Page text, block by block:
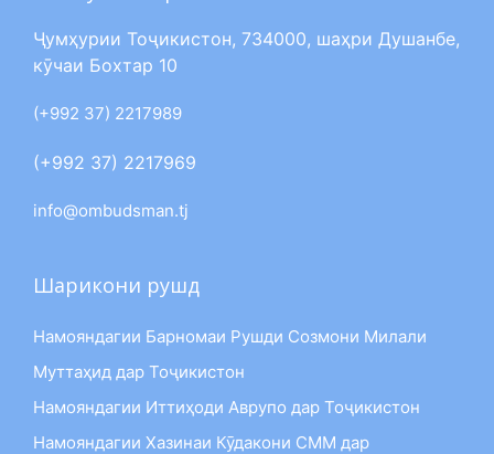
Ҷумҳурии Тоҷикистон, 734000, шаҳри Душанбе,
кӯчаи Бохтар 10
(+992 37) 2217989
(+992 37) 2217969
info@ombudsman.tj
Шарикони рушд
Намояндагии Барномаи Рушди Созмони Милали
Муттаҳид дар Тоҷикистон
Намояндагии Иттиҳоди Аврупо дар Тоҷикистон
Намояндагии Хазинаи Кӯдакони СММ дар